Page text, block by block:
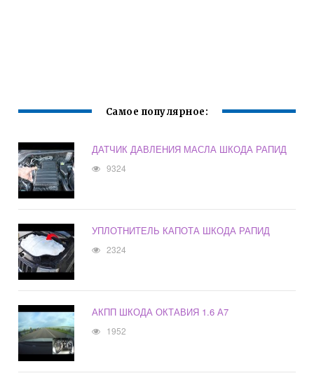
Самое популярное:
ДАТЧИК ДАВЛЕНИЯ МАСЛА ШКОДА РАПИД
9324
УПЛОТНИТЕЛЬ КАПОТА ШКОДА РАПИД
2324
АКПП ШКОДА ОКТАВИЯ 1.6 А7
1952